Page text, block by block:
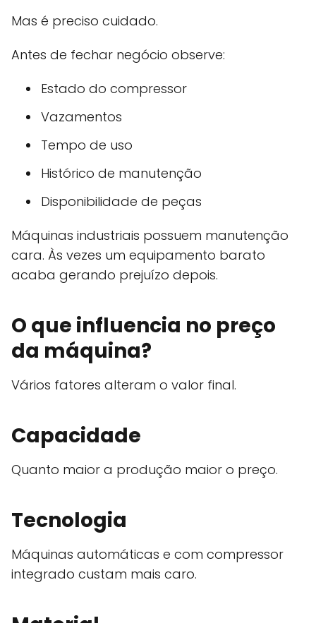
Mas é preciso cuidado.
Antes de fechar negócio observe:
Estado do compressor
Vazamentos
Tempo de uso
Histórico de manutenção
Disponibilidade de peças
Máquinas industriais possuem manutenção
cara. Às vezes um equipamento barato
acaba gerando prejuízo depois.
O que influencia no preço
da máquina?
Vários fatores alteram o valor final.
Capacidade
Quanto maior a produção maior o preço.
Tecnologia
Máquinas automáticas e com compressor
integrado custam mais caro.